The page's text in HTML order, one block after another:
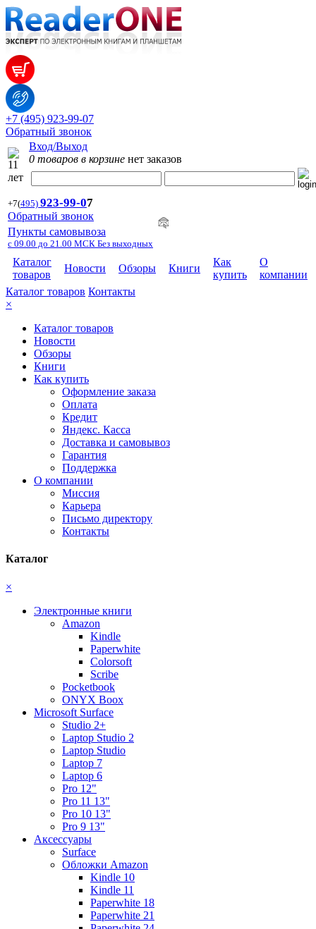
+7 (495) 923-99-07
Обратный звонок
Вход/Выход
0 товаров в корзине нет заказов
+7(495) 923-99-07
Обратный звонок
Пункты самовывоза
с 09.00 до 21.00 МСК Без выходных
Каталог
товаров
Новости Обзоры Книги
Как
купить
О
компании
Каталог товаров Контакты
×
Каталог товаров
Новости
Обзоры
Книги
Как купить
Оформление заказа
Оплата
Кредит
Яндекс. Касса
Доставка и самовывоз
Гарантия
Поддержка
О компании
Миссия
Карьера
Письмо директору
Контакты
Каталог
×
Электронные книги
Amazon
Kindle
Paperwhite
Colorsoft
Scribe
Pocketbook
ONYX Boox
Microsoft Surface
Studio 2+
Laptop Studio 2
Laptop Studio
Laptop 7
Laptop 6
Pro 12"
Pro 11 13"
Pro 10 13"
Pro 9 13"
Аксессуары
Surface
Обложки Amazon
Kindle 10
Kindle 11
Paperwhite 18
Paperwhite 21